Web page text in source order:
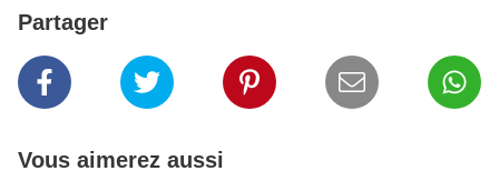
Partager
Vous aimerez aussi